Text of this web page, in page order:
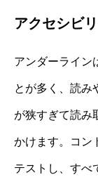
アクセシビ
アンダーライン
とが多く、読み
が狭すぎて読み
かけます。コン
テストし、すべ